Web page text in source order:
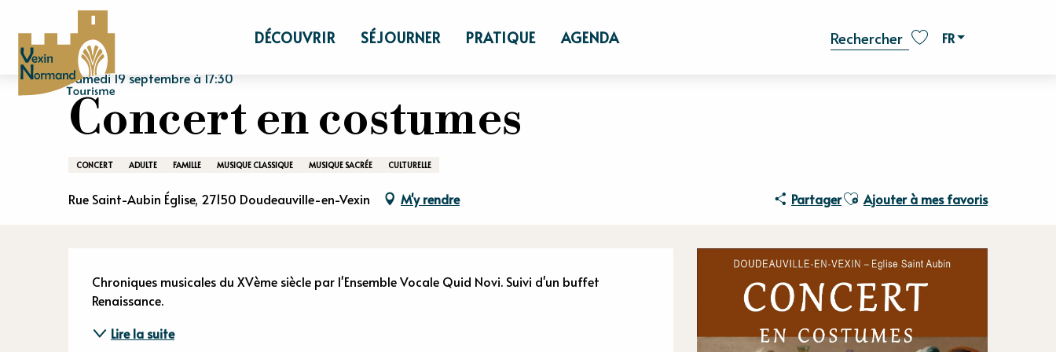
contenu
principal
Recherche
FR
DÉCOUVRIR SÉJOURNER PRATIQUE AGENDA
Accueil Concert en costumes
Samedi 19 septembre à 17:30
Concert en costumes
CONCERT ADULTE FAMILLE MUSIQUE CLASSIQUE MUSIQUE SACRÉE CULTURELLE
Rue Saint-Aubin Église, 27150 Doudeauville-en-Vexin M'y rendre PartagerAjouter aux favoris
Ajouter à mes favoris
Description
Chroniques musicales du XVème siècle par l'Ensemble Vocale Quid Novi. Suivi d'un buffet
Renaissance.
Lire la suite